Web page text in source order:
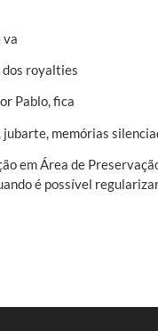
va
dos royalties
Pablo, fica
jubarte, memórias
em Área de
é possível